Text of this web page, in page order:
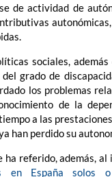
de actividad de
sociales,
grado de
los problemas
de la
a las
han perdido su
ha referido, además, al
en España solos o